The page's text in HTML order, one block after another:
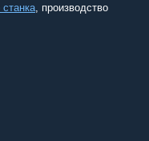
, производство